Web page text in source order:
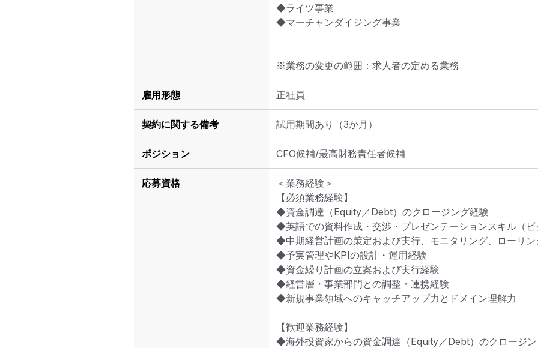
◆ライツ事業
◆マーチャンダイジング事業
※業務の変更の範囲：求人者の定める業務
雇用形態 正社員
契約に関する備考 試用期間あり（3か月）
ポジション CFO候補/最高財務責任者候補
応募資格
＜業務経験＞
【必須業務経験】
◆資金調達（Equity／Debt）のクロージング経験
◆英語での資料作成・交渉・プレゼンテーションスキル（ビ
◆中期経営計画の策定および実行、モニタリング、ローリン
◆予実管理やKPIの設計・運用経験
◆資金繰り計画の立案および実行経験
◆経営層・事業部門との調整・連携経験
◆新規事業領域へのキャッチアップ力とドメイン理解力
【歓迎業務経験】
◆海外投資家からの資金調達（Equity／Debt）のクロージ